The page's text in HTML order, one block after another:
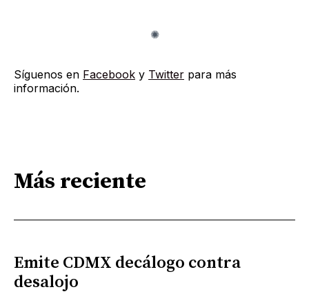
Síguenos en Facebook y Twitter para más
información.
Más reciente
Emite CDMX decálogo contra
desalojo